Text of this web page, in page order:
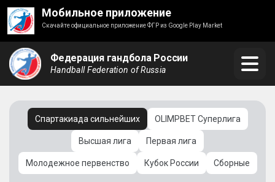
Мобильное приложение
Скачайте официальное приложение ФГР из Google Play Market
Федерация гандбола России
Handball Federation of Russia
Спартакиада сильнейших OLIMPBET Суперлига
Высшая лига Первая лига
Молодежное первенство Кубок России Сборные